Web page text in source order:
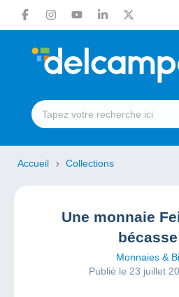
Accueil Collections
Une monnaie
Monnaies &
Publié le 23 juillet